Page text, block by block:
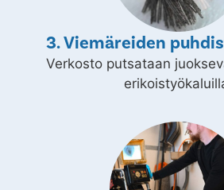
3. Viemäreiden
Verkosto putsataan